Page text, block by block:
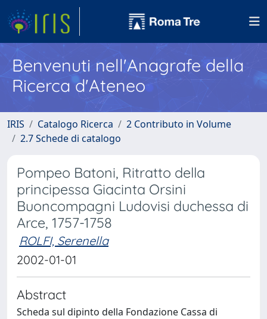
Benvenuti nell'Anagrafe della
Ricerca d'Ateneo
IRIS Catalogo Ricerca
2 Contributo in Volume
2.7 Schede di catalogo
Pompeo Batoni, Ritratto della
principessa Giacinta Orsini
Buoncompagni Ludovisi duchessa di
Arce, 1757-1758
ROLFI, Serenella
2002-01-01
Abstract
Scheda sul dipinto della Fondazione Cassa di